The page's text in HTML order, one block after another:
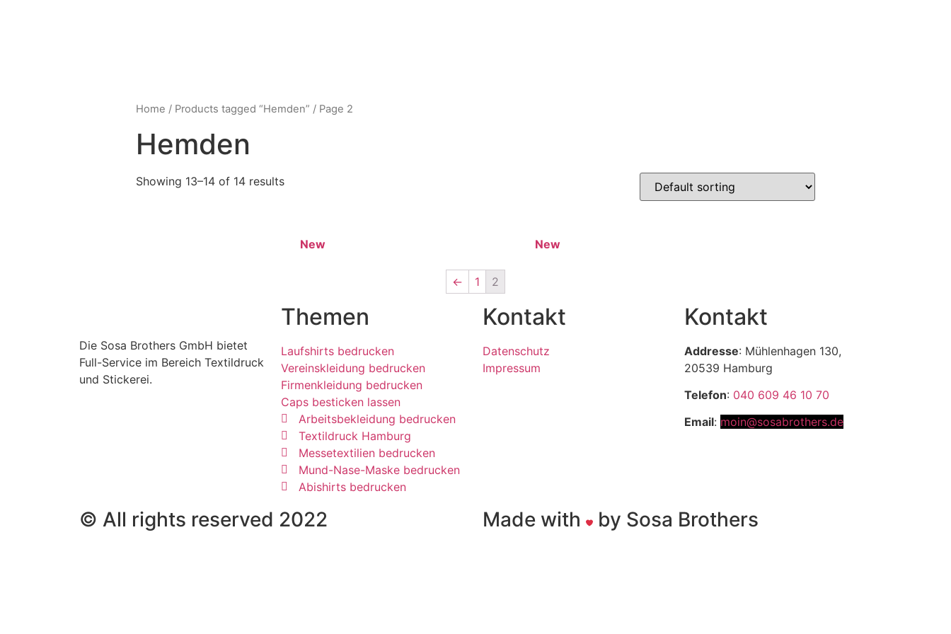
Home / Products tagged “Hemden” / Page 2
Hemden
Showing 13–14 of 14 results
New New
← 1 2
Die Sosa Brothers GmbH bietet
Full-Service im Bereich Textildruck
und Stickerei.
Themen
Laufshirts bedrucken
Vereinskleidung bedrucken
Firmenkleidung bedrucken
Caps besticken lassen
Arbeitsbekleidung bedrucken
Textildruck Hamburg
Messetextilien bedrucken
Mund-Nase-Maske bedrucken
Abishirts bedrucken
Kontakt
Datenschutz
Impressum
Kontakt
Addresse: Mühlenhagen 130,
20539 Hamburg
Telefon: 040 609 46 10 70
Email: moin@sosabrothers.de
© All rights reserved 2022 Made with by Sosa Brothers